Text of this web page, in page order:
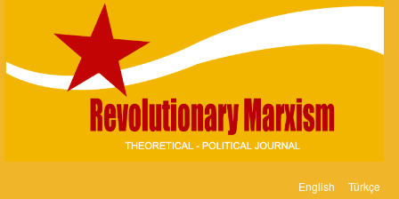
content
Marksizm
English Türkçe